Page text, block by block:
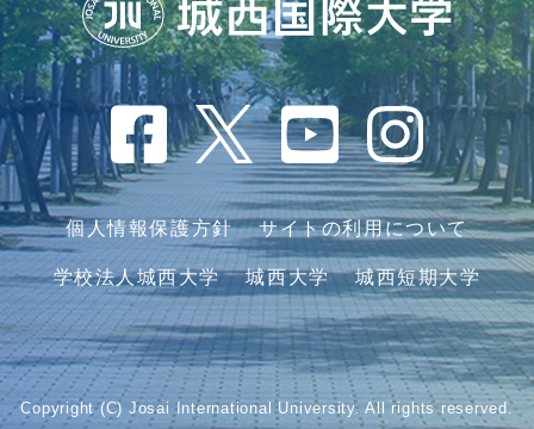
個人情報保護方針 サイトの利用について
学校法人城西大学 城西大学 城西短期大学
Copyright (C) Josai International University. All rights reserved.